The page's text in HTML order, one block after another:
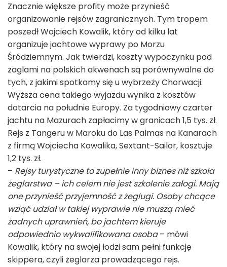
Znacznie większe profity może przynieść
organizowanie rejsów zagranicznych. Tym tropem
poszedł Wojciech Kowalik, który od kilku lat
organizuje jachtowe wyprawy po Morzu
Śródziemnym. Jak twierdzi, koszty wypoczynku pod
żaglami na polskich akwenach są porównywalne do
tych, z jakimi spotkamy się u wybrzeży Chorwacji.
Wyższa cena takiego wyjazdu wynika z kosztów
dotarcia na południe Europy. Za tygodniowy czarter
jachtu na Mazurach zapłacimy w granicach 1,5 tys. zł.
Rejs z Tangeru w Maroku do Las Palmas na Kanarach
z firmą Wojciecha Kowalika, Sextant-Sailor, kosztuje
1,2 tys. zł.
– Rejsy turystyczne to zupełnie inny biznes niż szkoła
żeglarstwa – ich celem nie jest szkolenie załogi. Mają
one przynieść przyjemność z żeglugi. Osoby chcące
wziąć udział w takiej wyprawie nie muszą mieć
żadnych uprawnień, bo jachtem kieruje
odpowiednio wykwalifikowana osoba– mówi
Kowalik, który na swojej łodzi sam pełni funkcję
skippera, czyli żeglarza prowadzącego rejs.